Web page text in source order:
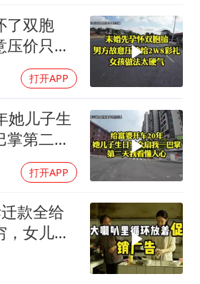
了双胞
价只给
打开APP
她儿子生
掌第二天
打开APP
款全给
女儿笑